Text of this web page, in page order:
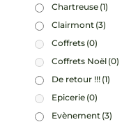
Chartreuse (1)
Clairmont (3)
Coffrets (0)
Coffrets Noël (0)
De retour !!! (1)
Epicerie (0)
Evènement (3)